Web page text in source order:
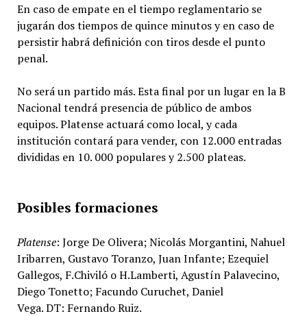
En caso de empate en el tiempo reglamentario se
jugarán dos tiempos de quince minutos y en caso de
persistir habrá definición con tiros desde el punto
penal.
No será un partido más. Esta final por un lugar en la B
Nacional tendrá presencia de público de ambos
equipos. Platense actuará como local, y cada
institución contará para vender, con 12.000 entradas
divididas en 10. 000 populares y 2.500 plateas.
Posibles formaciones
Platense: Jorge De Olivera; Nicolás Morgantini, Nahuel
Iribarren, Gustavo Toranzo, Juan Infante; Ezequiel
Gallegos, F.Chiviló o H.Lamberti, Agustín Palavecino,
Diego Tonetto; Facundo Curuchet, Daniel
Vega. DT: Fernando Ruiz.